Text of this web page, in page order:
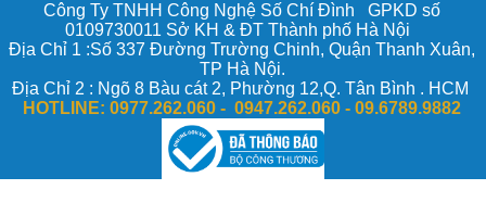
Công Ty TNHH Công Nghệ Số Chí Đình GPKD số
0109730011 Sở KH & ĐT Thành phố Hà Nội
Địa Chỉ 1 :Số 337 Đường Trường Chinh, Quận Thanh Xuân,
TP Hà Nội.
Địa Chỉ 2 : Ngõ 8 Bàu cát 2, Phường 12,Q. Tân Bình . HCM
HOTLINE: 0977.262.060 - 0947.262.060 -09.6789.9882